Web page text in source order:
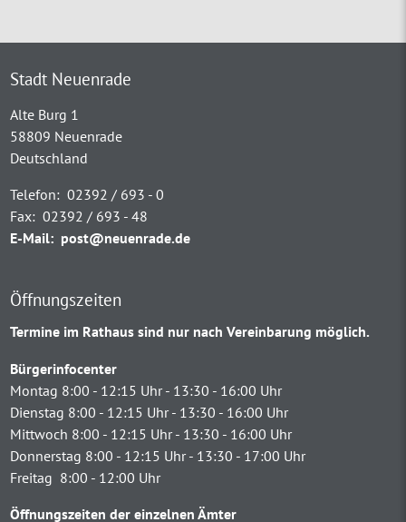
Stadt Neuenrade
Alte Burg 1
58809 Neuenrade
Deutschland
Telefon: 02392 / 693 - 0
Fax: 02392 / 693 - 48
E-Mail: post@neuenrade.de
Öffnungszeiten
Termine im Rathaus sind nur nach Vereinbarung möglich.
Bürgerinfocenter
Montag 8:00 - 12:15 Uhr - 13:30 - 16:00 Uhr
Dienstag 8:00 - 12:15 Uhr - 13:30 - 16:00 Uhr
Mittwoch 8:00 - 12:15 Uhr - 13:30 - 16:00 Uhr
Donnerstag 8:00 - 12:15 Uhr - 13:30 - 17:00 Uhr
Freitag 8:00 - 12:00 Uhr
Öffnungszeiten der einzelnen Ämter